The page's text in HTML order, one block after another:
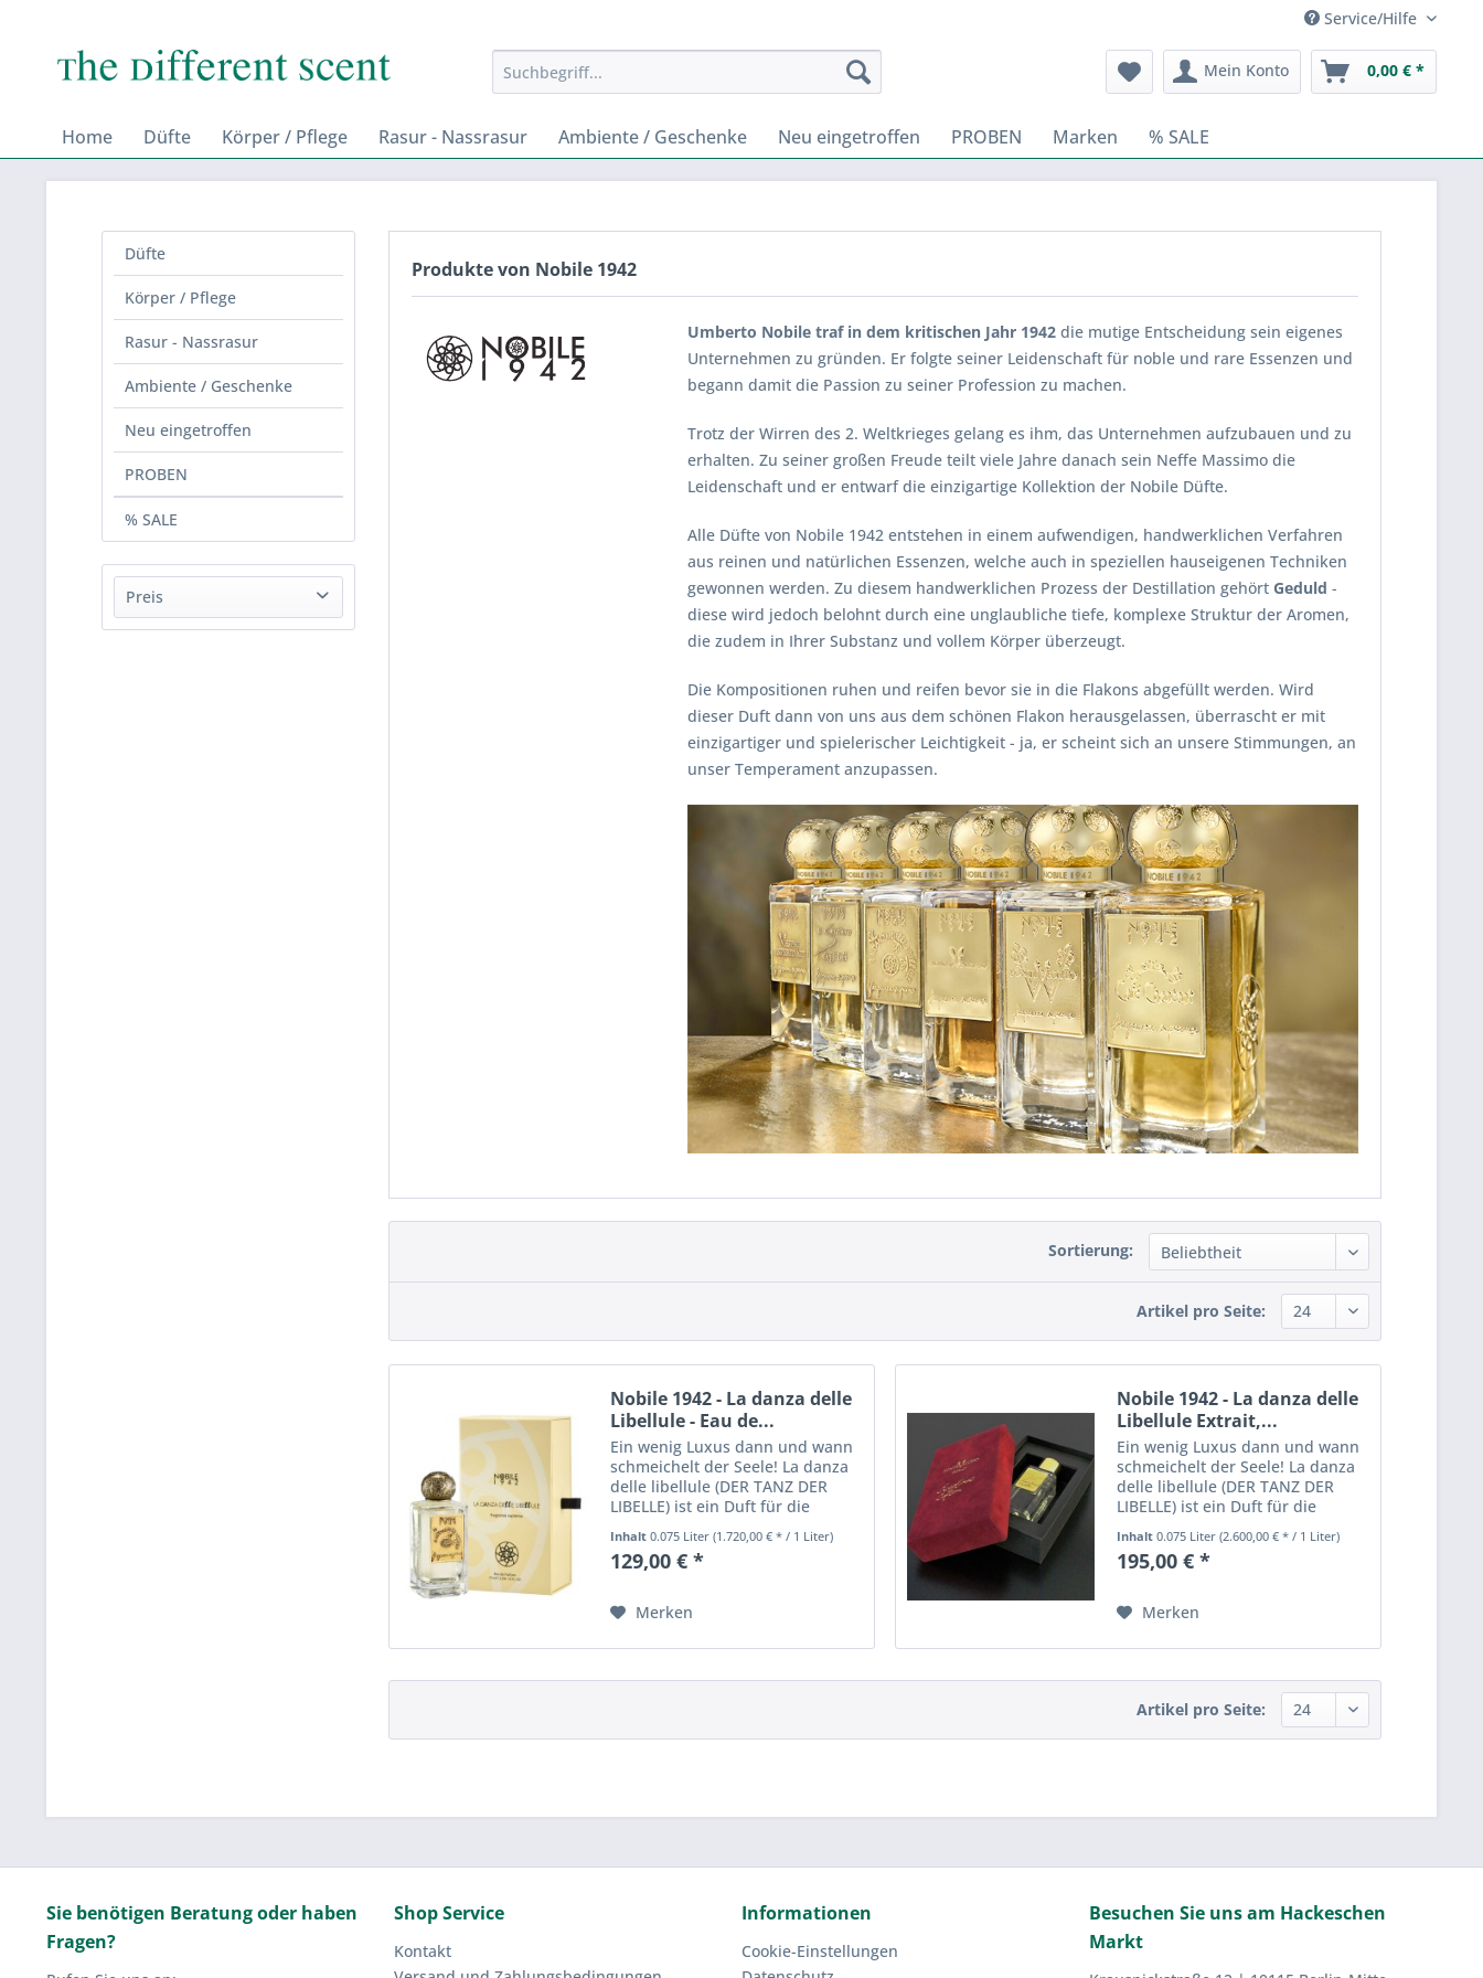
Service/Hilfe
Mein Konto 0,00 € *
Home Düfte Körper / Pflege Rasur - Nassrasur Ambiente / Geschenke Neu eingetroffen PROBEN Marken % SALE
Düfte
Körper / Pflege
Rasur - Nassrasur
Ambiente / Geschenke
Neu eingetroffen
PROBEN
% SALE
Preis
Produkte von Nobile 1942
Umberto Nobile traf in dem kritischen Jahr 1942 die mutige Entscheidung sein eigenes
Unternehmen zu gründen. Er folgte seiner Leidenschaft für noble und rare Essenzen und
begann damit die Passion zu seiner Profession zu machen.
Trotz der Wirren des 2. Weltkrieges gelang es ihm, das Unternehmen aufzubauen und zu
erhalten. Zu seiner großen Freude teilt viele Jahre danach sein Neffe Massimo die
Leidenschaft und er entwarf die einzigartige Kollektion der Nobile Düfte.
Alle Düfte von Nobile 1942 entstehen in einem aufwendigen, handwerklichen Verfahren
aus reinen und natürlichen Essenzen, welche auch in speziellen hauseigenen Techniken
gewonnen werden. Zu diesem handwerklichen Prozess der Destillation gehört Geduld -
diese wird jedoch belohnt durch eine unglaubliche tiefe, komplexe Struktur der Aromen,
die zudem in Ihrer Substanz und vollem Körper überzeugt.
Die Kompositionen ruhen und reifen bevor sie in die Flakons abgefüllt werden. Wird
dieser Duft dann von uns aus dem schönen Flakon herausgelassen, überrascht er mit
einzigartiger und spielerischer Leichtigkeit - ja, er scheint sich an unsere Stimmungen, an
unser Temperament anzupassen.
Sortierung:
Artikel pro Seite:
Nobile 1942 - La danza delle
Libellule - Eau de...
Ein wenig Luxus dann und wann
schmeichelt der Seele! La danza
delle libellule (DER TANZ DER
LIBELLE) ist ein Duft für die
Weiblichkeit sich ihren Weg
bahnt und nach Leichtsinnigkeit
Inhalt0.075 Liter(1.720,00 € * / 1 Liter)
129,00 € *
Merken
Nobile 1942 - La danza delle
Libellule Extrait,...
Ein wenig Luxus dann und wann
schmeichelt der Seele! La danza
delle libellule (DER TANZ DER
LIBELLE) ist ein Duft für die
Weiblichkeit sich ihren Weg
bahnt und nach Leichtsinnigkeit
Inhalt0.075 Liter(2.600,00 € * / 1 Liter)
195,00 € *
Merken
Artikel pro Seite:
Sie benötigen Beratung oder haben
Fragen?
Shop Service
Kontakt
Informationen
Cookie-Einstellungen
Besuchen Sie uns am Hackeschen
Markt